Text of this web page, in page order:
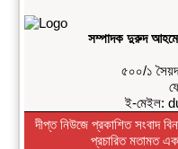
» কমলগঞ্জে
নিরাপদ সড়ক চাই
রসমোহন সিংহ ॥
সম্পাদক দুরুদ
৫০০/১
ই-মেইল:
দীপ্ত নিউজে প্রকাশিত সংবাদ
প্রচারিত মতামত